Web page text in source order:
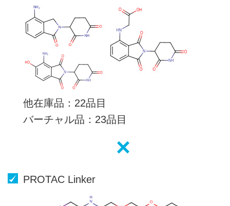
他在庫品
22品目
バーチャル品
23品目
PROTAC Linker